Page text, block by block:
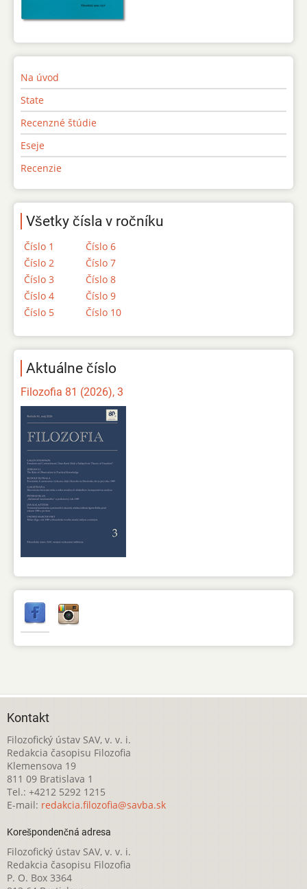
Na úvod
State
Recenzné štúdie
Eseje
Recenzie
Všetky čísla v ročníku
Číslo 1
Číslo 2
Číslo 3
Číslo 4
Číslo 5
Číslo 6
Číslo 7
Číslo 8
Číslo 9
Číslo 10
Aktuálne číslo
Filozofia 81 (2026), 3
Kontakt
Filozofický ústav SAV, v. v. i.
Redakcia časopisu Filozofia
Klemensova 19
811 09 Bratislava 1
Tel.: +4212 5292 1215
E-mail: redakcia.filozofia@savba.sk
Korešpondenčná adresa
Filozofický ústav SAV, v. v. i.
Redakcia časopisu Filozofia
P. O. Box 3364